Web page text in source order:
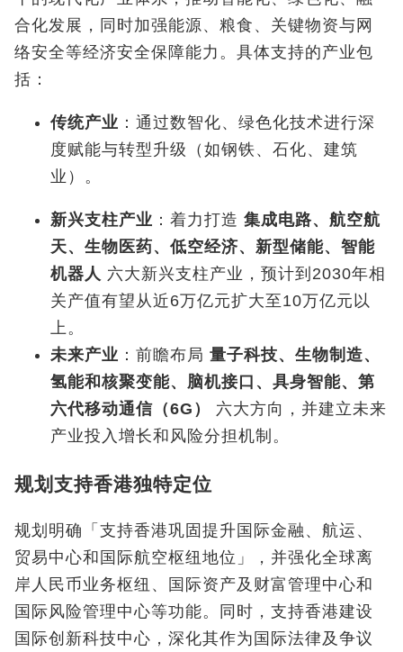
合化发展，同时加强能源、粮食、关键物资与网
络安全等经济安全保障能力。具体支持的产业包
括：
传统产业 ：通过数智化、绿色化技术进行深
度赋能与转型升级（如钢铁、石化、建筑
业）。
新兴支柱产业 ：着力打造 集成电路、航空航
天、生物医药、低空经济、新型储能、智能
机器人 六大新兴支柱产业，预计到2030年相
关产值有望从近6万亿元扩大至10万亿元以
上。
未来产业 ：前瞻布局 量子科技、生物制造、
氢能和核聚变能、脑机接口、具身智能、第
六代移动通信（6G ）
六大方向，并建立未来
产业投入增长和风险分担机制。
规划支持香港独特定位
规划明确「支持香港巩固提升国际金融、航运、
贸易中心和国际航空枢纽地位」，并强化全球离
岸人民币业务枢纽、国际资产及财富管理中心和
国际风险管理中心等功能。同时，支持香港建设
国际创新科技中心，深化其作为国际法律及争议